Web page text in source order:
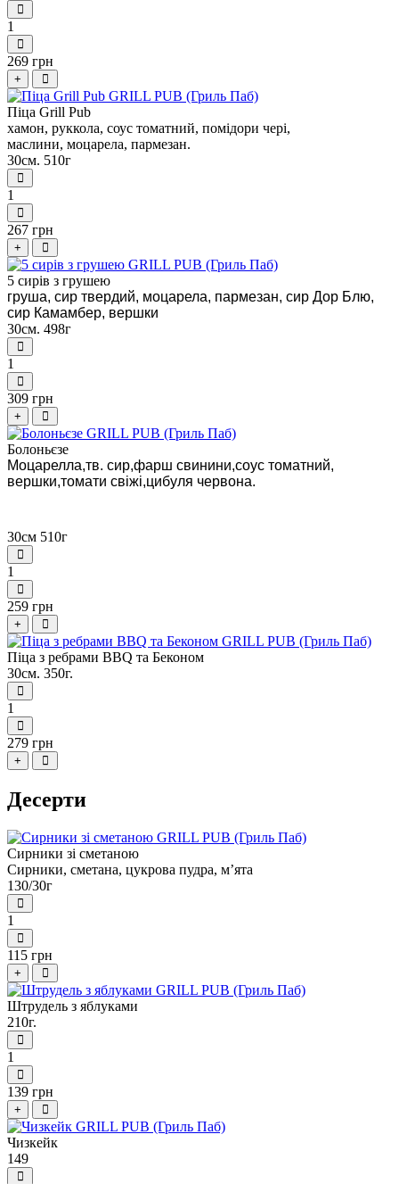
1
269 грн
+
Піца Grill Pub
хамон, руккола, соус томатний, помідори чері,
маслини, моцарела, пармезан.
30см. 510г
1
267 грн
+
5 сирів з грушею
груша, сир твердий, моцарела, пармезан, сир Дор Блю,
сир Камамбер, вершки
30см. 498г
1
309 грн
+
Болоньєзе
Моцарелла,тв. сир,фарш свинини,соус томатний,
вершки,томати свіжі,цибуля червона.
30см 510г
1
259 грн
+
Піца з ребрами BBQ та Беконом
30см. 350г.
1
279 грн
+
Десерти
Сирники зi сметаною
Сирники, сметана, цукрова пудра, м’ята
130/30г
1
115 грн
+
Штрудель з яблуками
210г.
1
139 грн
+
Чизкейк
149